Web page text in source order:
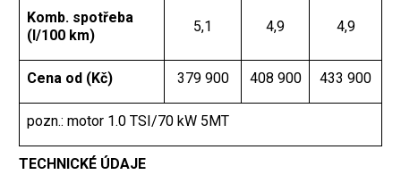
Komb. spotřeba
(l/100 km)
5,1 4,9 4,9
Cena od (Kč) 379 900 408 900 433 900
pozn.: motor 1.0 TSI/70 kW 5MT
TECHNICKÉ ÚDAJE